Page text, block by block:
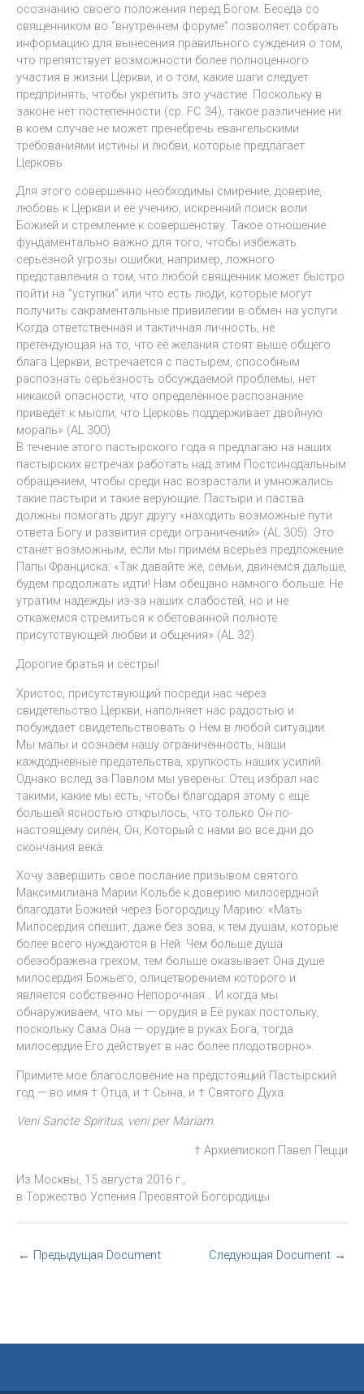
осознанию своего положения перед Богом. Беседа со
священником во “внутреннем форуме” позволяет собрать
информацию для вынесения правильного суждения о том,
что препятствует возможности более полноценного
участия в жизни Церкви, и о том, какие шаги следует
предпринять, чтобы укрепить это участие. Поскольку в
законе нет постепенности (ср. FC 34), такое различение ни
в коем случае не может пренебречь евангельскими
требованиями истины и любви, которые предлагает
Церковь.
Для этого совершенно необходимы смирение, доверие,
любовь к Церкви и её учению, искренний поиск воли
Божией и стремление к совершенству. Такое отношение
фундаментально важно для того, чтобы избежать
серьёзной угрозы ошибки, например, ложного
представления о том, что любой священник может быстро
пойти на “уступки” или что есть люди, которые могут
получить сакраментальные привилегии в обмен на услуги.
Когда ответственная и тактичная личность, не
претендующая на то, что её желания стоят выше общего
блага Церкви, встречается с пастырем, способным
распознать серьёзность обсуждаемой проблемы, нет
никакой опасности, что определённое распознание
приведёт к мысли, что Церковь поддерживает двойную
мораль» (AL 300).
В течение этого пастырского года я предлагаю на наших
пастырских встречах работать над этим Постсинодальным
обращением, чтобы среди нас возрастали и умножались
такие пастыри и такие верующие. Пастыри и паства
должны помогать друг другу «находить возможные пути
ответа Богу и развития среди ограничений» (AL 305). Это
станет возможным, если мы примем всерьёз предложение
Папы Франциска: «Так давайте же, семьи, двинемся дальше,
будем продолжать идти! Нам обещано намного больше. Не
утратим надежды из-за наших слабостей, но и не
откажемся стремиться к обетованной полноте
присутствующей любви и общения» (AL 32).
Дорогие братья и сёстры!
Христос, присутствующий посреди нас через
свидетельство Церкви, наполняет нас радостью и
побуждает свидетельствовать о Нём в любой ситуации.
Мы малы и сознаём нашу ограниченность, наши
каждодневные предательства, хрупкость наших усилий.
Однако вслед за Павлом мы уверены: Отец избрал нас
такими, какие мы есть, чтобы благодаря этому с ещё
большей ясностью открылось, что только Он по-
настоящему силён, Он, Который с нами во все дни до
скончания века.
Хочу завершить своё послание призывом святого
Максимилиана Марии Кольбе к доверию милосердной
благодати Божией через Богородицу Марию: «Мать
Милосердия спешит, даже без зова, к тем душам, которые
более всего нуждаются в Ней. Чем больше душа
обезображена грехом, тем больше оказывает Она душе
милосердия Божьего, олицетворением которого и
является собственно Непорочная… И когда мы
обнаруживаем, что мы — орудия в Её руках постольку,
поскольку Сама Она — орудие в руках Бога, тогда
милосердие Его действует в нас более плодотворно».
Примите мое благословение на предстоящий Пастырский
год — во имя † Отца, и † Сына, и † Святого Духа.
Veni Sancte Spiritus, veni per Mariam.
† Архиепископ Павел Пецци
Из Москвы, 15 августа 2016 г.,
в Торжество Успения Пресвятой Богородицы
← Предыдущая Document Следующая Document →